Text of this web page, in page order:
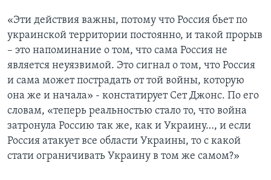
«Эти действия важны, потому что Россия бьет по
украинской территории постоянно, и такой прорыв
– это напоминание о том, что сама Россия не
является неуязвимой. Это сигнал о том, что Россия
и сама может пострадать от той войны, которую
она же и начала» - констатирует Сет Джонс. По его
словам, «теперь реальностью стало то, что война
затронула Россию так же, как и Украину…, и если
Россия атакует все области Украины, то с какой
стати ограничивать Украину в том же самом?»